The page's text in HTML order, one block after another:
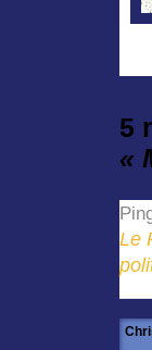
5
«
Le